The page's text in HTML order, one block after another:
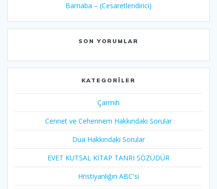
Barnaba – (Cesaretlendirici)
SON YORUMLAR
KATEGORILER
Çarmıh​
Cennet ve Cehennem Hakkındaki Sorular
Dua Hakkındaki Sorular
EVET KUTSAL KİTAP TANRI SÖZÜDÜR
Hristiyanlığın ABC'si